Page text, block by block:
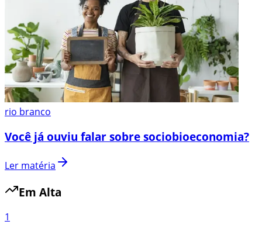
rio branco
Você já ouviu falar sobre sociobioeconomia?
Ler matéria
Em Alta
1